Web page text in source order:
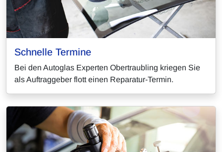
Schnelle Termine
Bei den Autoglas Experten Obertraubling kriegen Sie
als Auftraggeber flott einen Reparatur-Termin.